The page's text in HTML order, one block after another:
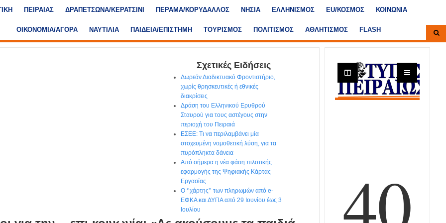
ΠΕΙΡΑΙΑΣ ΔΡΑΠΕΤΣΩΝΑ/ΚΕΡΑΤΣΙΝΙ ΠΕΡΑΜΑ/ΚΟΡΥΔΑΛΛΟΣ ΝΗΣΙΑ ΕΛΛΗΝΙΣΜΟΣ ΕU/ΚΟΣΜΟΣ ΚΟΙΝΩΝΙΑ
ΟΙΚΟΝΟΜΙΑ/ΑΓΟΡΑ ΝΑΥΤΙΛΙΑ ΠΑΙΔΕΙΑ/ΕΠΙΣΤΗΜΗ ΤΟΥΡΙΣΜΟΣ ΠΟΛΙΤΙΣΜΟΣ ΑΘΛΗΤΙΣΜΟΣ FLASH
Σχετικές Ειδήσεις
Δωρεάν Διαδικτυακό Φροντιστήριο,
χωρίς θρησκευτικές ή εθνικές
διακρίσεις
Δράση του Ελληνικού Ερυθρού
Σταυρού για τους αστέγους στην
περιοχή του Πειραιά
ΕΣΕΕ: Τι να περιλαμβάνει μία
στοχευμένη νομοθετική λύση, για τα
πυρόπληκτα δάνεια
Από σήμερα η νέα φάση πιλοτικής
εφαρμογής της Ψηφιακής Κάρτας
Εργασίας
Ο ‘’χάρτης’’ των πληρωμών από e-
ΕΦΚΑ και ΔΥΠΑ από 29 Ιουνίου έως 3
Ιουλίου